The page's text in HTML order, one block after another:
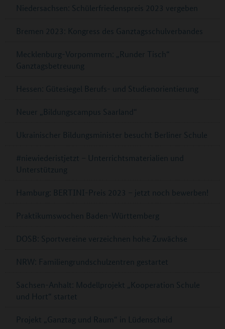
Niedersachsen: Schülerfriedenspreis 2023 vergeben
Bremen 2023: Kongress des Ganztagsschulverbandes
Mecklenburg-Vorpommern: „Runder Tisch“
Ganztagsbetreuung
Hessen: Gütesiegel Berufs- und Studienorientierung
Neuer „Bildungscampus Saarland“
Ukrainischer Bildungsminister besucht Berliner Schule
#niewiederistjetzt – Unterrichtsmaterialien und
Unterstützung
Hamburg: BERTINI-Preis 2023 – jetzt noch bewerben!
Praktikumswochen Baden-Württemberg
DOSB: Sportvereine verzeichnen hohe Zuwächse
NRW: Familiengrundschulzentren gestartet
Sachsen-Anhalt: Modellprojekt „Kooperation Schule
und Hort“ startet
Projekt „Ganztag und Raum“ in Lüdenscheid